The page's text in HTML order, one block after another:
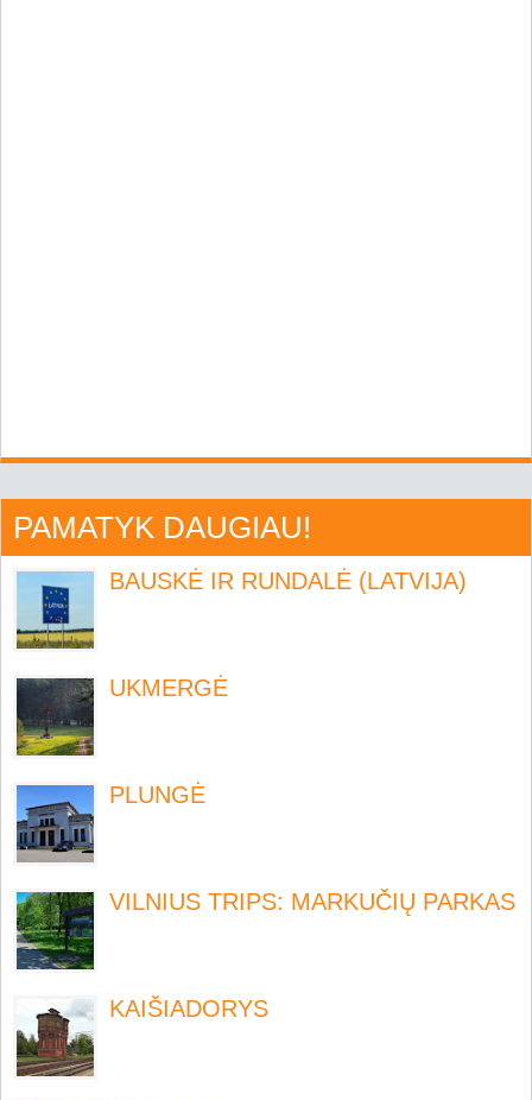
PAMATYK DAUGIAU!
BAUSKĖ IR RUNDALĖ (LATVIJA)
UKMERGĖ
PLUNGĖ
VILNIUS TRIPS: MARKUČIŲ PARKAS
KAIŠIADORYS